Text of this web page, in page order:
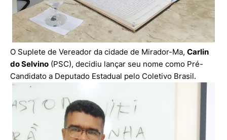
O Suplete de Vereador da cidade de Mirador-Ma, Carlin
do Selvino (PSC), decidiu lançar seu nome como Pré-
Candidato a Deputado Estadual pelo Coletivo Brasil.